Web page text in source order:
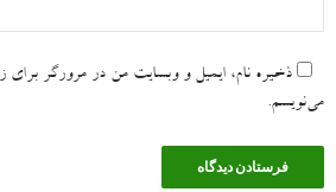
ذخیره نام، ایمیل و وبسایت من در مرورگر برای
می‌نویسم.